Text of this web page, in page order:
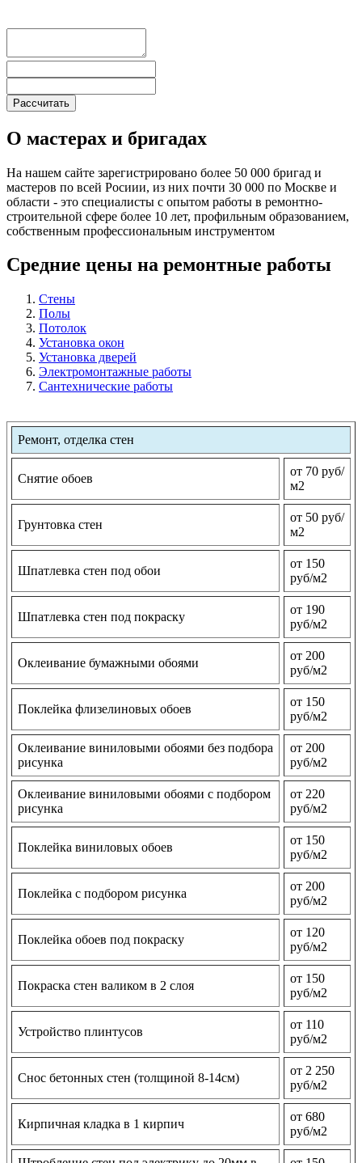
О мастерах и бригадах
На нашем сайте зарегистрировано более 50 000 бригад и
мастеров по всей Росиии, из них почти 30 000 по Москве и
области - это специалисты с опытом работы в ремонтно-
строительной сфере более 10 лет, профильным образованием,
собственным профессиональным инструментом
Средние цены на ремонтные работы
Стены
Полы
Потолок
Установка окон
Установка дверей
Электромонтажные работы
Сантехнические работы
Ремонт, отделка стен
Снятие обоев
от 70 руб/
м2
Грунтовка стен
от 50 руб/
м2
Шпатлевка стен под обои
от 150
руб/м2
Шпатлевка стен под покраску
от 190
руб/м2
Оклеивание бумажными обоями
от 200
руб/м2
Поклейка флизелиновых обоев
от 150
руб/м2
Оклеивание виниловыми обоями без подбора
рисунка
от 200
руб/м2
Оклеивание виниловыми обоями с подбором
рисунка
от 220
руб/м2
Поклейка виниловых обоев
от 150
руб/м2
Поклейка с подбором рисунка
от 200
руб/м2
Поклейка обоев под покраску
от 120
руб/м2
Покраска стен валиком в 2 слоя
от 150
руб/м2
Устройство плинтусов
от 110
руб/м2
Снос бетонных стен (толщиной 8-14см)
от 2 250
руб/м2
Кирпичная кладка в 1 кирпич
от 680
руб/м2